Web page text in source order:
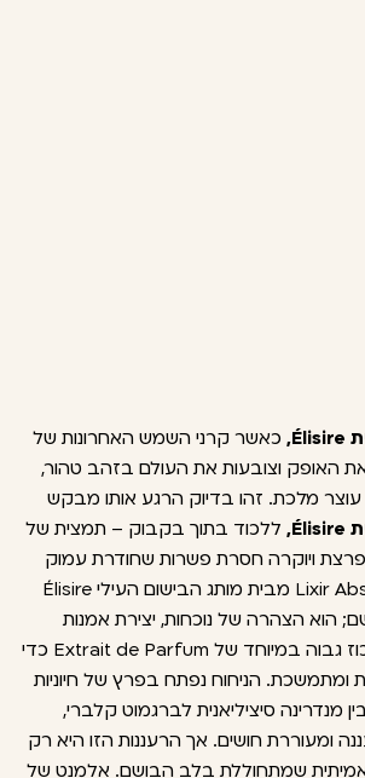
כאשר קרני השמש האחרונות של
את האופק וצובעות את העולם בזהב טהור,
עוצר מלכת. זהו בדיוק הרגע אותו מבקש
ללכוד בתוך בקבוק – תמצית של
ויוקרה חסרת פשרות שחודרת עמוק
אל מתחת לעור. Lixir Absolu מבית מותג הבישום העילי Élisire
הוא הצהרה של נוכחות, יצירת אמנות
ריחנית שנרקחה בריכוז גבוה במיוחד של Extrait de Parfum כדי
ומתמשכת. הניחוח נפתח בפרץ של חיוניות
מנדרינה סיציליאנית לברגמוט קלברי,
ומעוררת חושים. אך הרעננות הזו היא רק
שמתחוללת בלב הבושם. אלמנט של